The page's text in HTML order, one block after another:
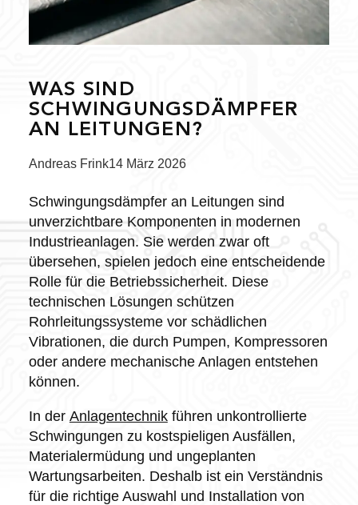
WAS SIND
SCHWINGUNGSDÄMPFER
AN LEITUNGEN?
Posted
Andreas Frink14 März 2026
Schwingungsdämpfer an Leitungen sind
unverzichtbare Komponenten in modernen
Industrieanlagen. Sie werden zwar oft
übersehen, spielen jedoch eine entscheidende
Rolle für die Betriebssicherheit. Diese
technischen Lösungen schützen
Rohrleitungssysteme vor schädlichen
Vibrationen, die durch Pumpen, Kompressoren
oder andere mechanische Anlagen entstehen
können.
In der Anlagentechnikführen unkontrollierte
Schwingungen zu kostspieligen Ausfällen,
Materialermüdung und ungeplanten
Wartungsarbeiten. Deshalb ist ein Verständnis
für die richtige Auswahl und Installation von